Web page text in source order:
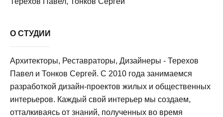
О СТУДИИ
Архитекторы, Реставраторы, Дизайнеры - Терехов
Павел и Тонков Сергей. С 2010 года занимаемся
разработкой дизайн-проектов жилых и общественных
интерьеров. Каждый свой интерьер мы создаем,
отталкиваясь от знаний, полученных во время